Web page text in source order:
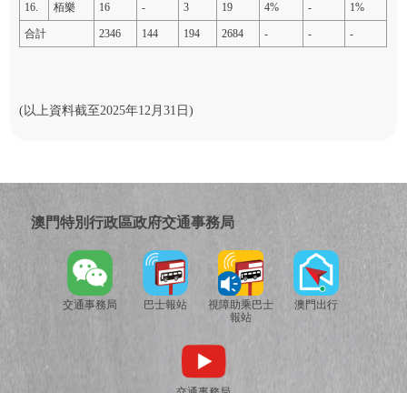
16. 栢樂 16 - 3 19 4% - 1%
合計 2346 144 194 2684 - - -
(以上資料截至2025年12月31日)
澳門特別行政區政府交通事務局
交通事務局 巴士報站
視障助乘巴士
報站
澳門出行